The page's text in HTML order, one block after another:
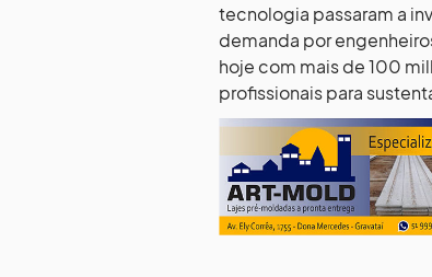
tecnologia passaram a
demanda por
hoje com mais de 100
profissionais para